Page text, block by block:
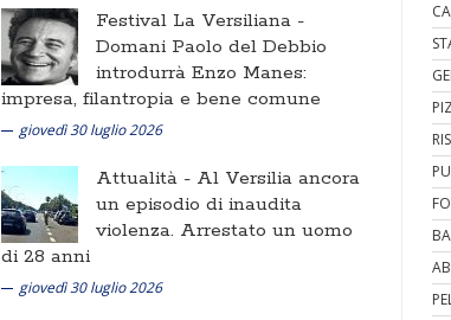
Festival La Versiliana -
Domani Paolo del Debbio
introdurrà Enzo Manes:
impresa, filantropia e bene comune
giovedì 30 luglio 2026
Attualità - Al Versilia ancora
un episodio di inaudita
violenza. Arrestato un uomo
di 28 anni
giovedì 30 luglio 2026